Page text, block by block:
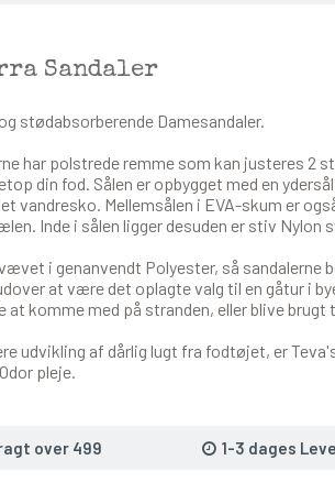
Sandaler
stødabsorberende Damesandaler.
har polstrede remme som kan justeres 2
din fod. Sålen er opbygget med en
vandresko. Mellemsålen i EVA-skum er
Inde i sålen ligger desuden er stiv
i genanvendt Polyester, så sandalerne
at være det oplagte valg til en gåtur i
at komme med på stranden, eller blive brugt
udvikling af dårlig lugt fra fodtøjet, er
pleje.
over 499 1-3 dages